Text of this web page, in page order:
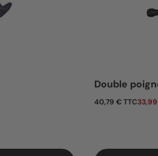
Double
Precio
40,79 € TTC